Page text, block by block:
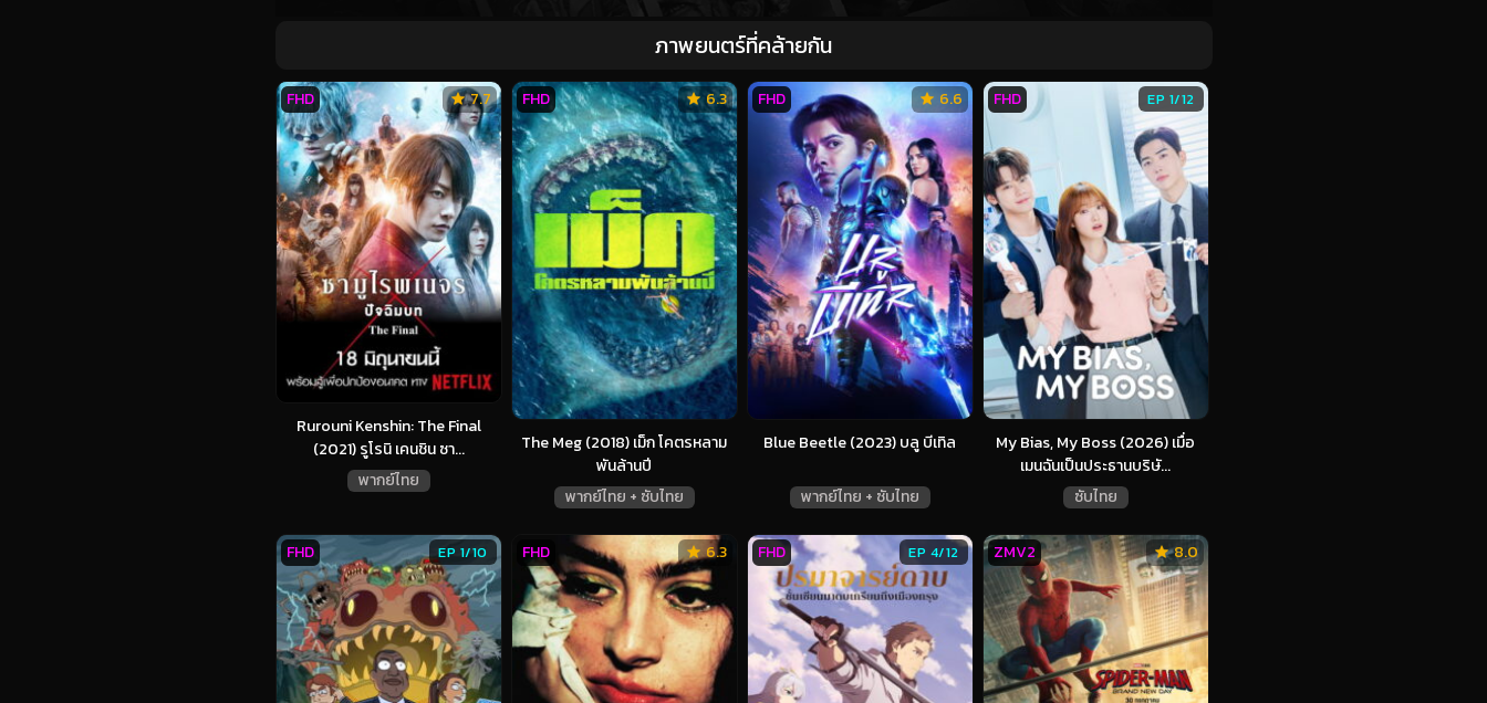
ภาพยนตร์ที่คล้ายกัน
Rurouni Kenshin: The Final
(2021) รูโรนิ เคนชิน ซา...
พากย์ไทย
7.7
FHD
The Meg (2018) เม็ก โคตรหลาม
พันล้านปี
พากย์ไทย + ซับไทย
6.3
FHD
Blue Beetle (2023) บลู บีเทิล
พากย์ไทย + ซับไทย
6.6
FHD
My Bias, My Boss (2026) เมื่อ
เมนฉันเป็นประธานบริษั...
ซับไทย
EP 1/12
FHD
EP 1/10
FHD 6.3
FHD EP 4/12
FHD 8.0
ZMV2